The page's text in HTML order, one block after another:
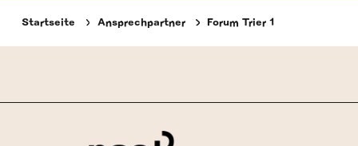
Startseite Ansprechpartner Forum Trier 1